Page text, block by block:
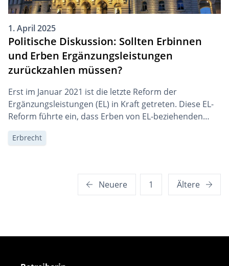
1. April 2025
Politische Diskussion: Sollten Erbinnen
und Erben Ergänzungsleistungen
zurückzahlen müssen?
Erst im Januar 2021 ist die letzte Reform der
Ergänzungsleistungen (EL) in Kraft getreten. Diese EL-
Reform führte ein, dass Erben von EL-beziehenden
Erblassern ab einer Erbschaft von mehr als CHF 40’000
rückerstattungspflichtig seien. Diese Neuerung sorgt
Rückerstattungspflicht wieder rückgängig zu machen.
Erbrecht
Seitennummerierung
Neuere 1 Ältere